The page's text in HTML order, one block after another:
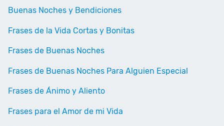
Buenas Noches y Bendiciones
Frases de la Vida Cortas y Bonitas
Frases de Buenas Noches
Frases de Buenas Noches Para Alguien Especial
Frases de Ánimo y Aliento
Frases para el Amor de mi Vida